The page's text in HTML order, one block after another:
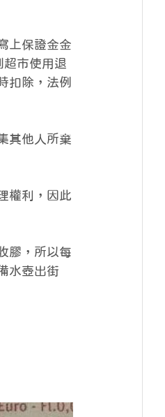
上保證金金
市使用退
扣除，法例
其他人所棄
權利，因此
膠，所以每
水壺出街